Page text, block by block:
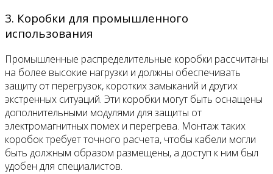
3. Коробки для промышленного
использования
Промышленные распределительные коробки рассчитаны
на более высокие нагрузки и должны обеспечивать
защиту от перегрузок, коротких замыканий и других
экстренных ситуаций. Эти коробки могут быть оснащены
дополнительными модулями для защиты от
электромагнитных помех и перегрева. Монтаж таких
коробок требует точного расчета, чтобы кабели могли
быть должным образом размещены, а доступ к ним был
удобен для специалистов.